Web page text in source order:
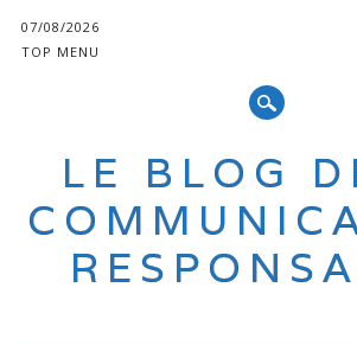
07/08/2026
TOP MENU
LE BLOG